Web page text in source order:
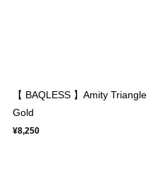
【 BAQLESS 】Amity Triangle
Gold
¥8,250